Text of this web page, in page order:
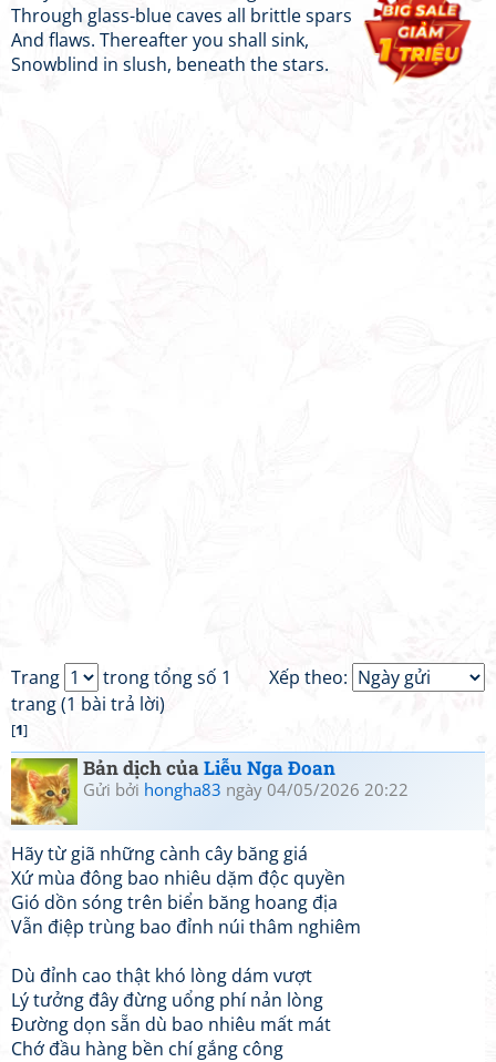
Through glass-blue caves all brittle spars
And flaws. Thereafter you shall sink,
Snowblind in slush, beneath the stars.
Xếp theo:
Trang
trong tổng số 1
trang (1 bài trả lời)
[1]
Bản dịch củaLiễu Nga Đoan
Gửi bởi hongha83 ngày 04/05/2026 20:22
Hãy từ giã những cành cây băng giá
Xứ mùa đông bao nhiêu dặm độc quyền
Gió dồn sóng trên biển băng hoang địa
Vẫn điệp trùng bao đỉnh núi thâm nghiêm
Dù đỉnh cao thật khó lòng dám vượt
Lý tưởng đây đừng uổng phí nản lòng
Đường dọn sẵn dù bao nhiêu mất mát
Chớ đầu hàng bền chí gắng công